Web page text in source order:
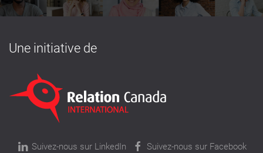
Une initiative de
Suivez-nous sur LinkedIn Suivez-nous sur Facebook